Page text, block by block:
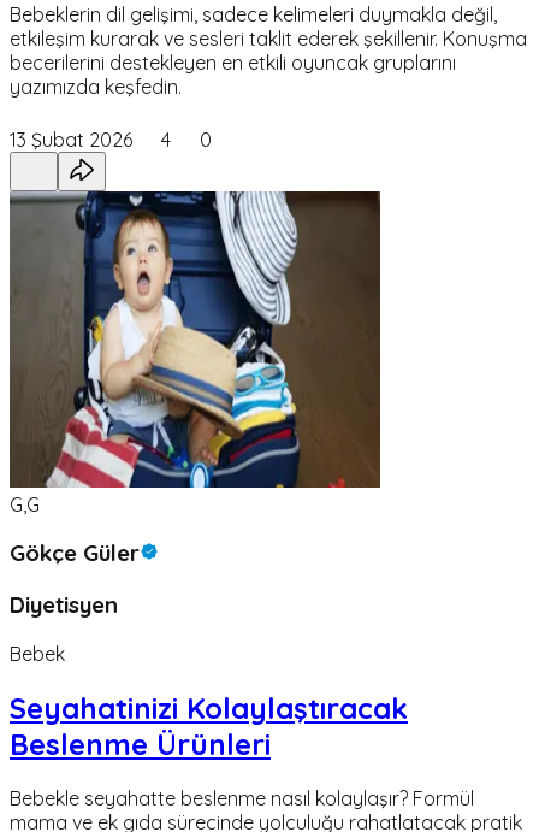
Bebeklerin dil gelişimi, sadece kelimeleri duymakla değil,
etkileşim kurarak ve sesleri taklit ederek şekillenir. Konuşma
becerilerini destekleyen en etkili oyuncak gruplarını
yazımızda keşfedin.
13 Şubat 2026 4 0
G,G
Gökçe Güler
Diyetisyen
Bebek
Seyahatinizi Kolaylaştıracak
Beslenme Ürünleri
Bebekle seyahatte beslenme nasıl kolaylaşır? Formül
mama ve ek gıda sürecinde yolculuğu rahatlatacak pratik